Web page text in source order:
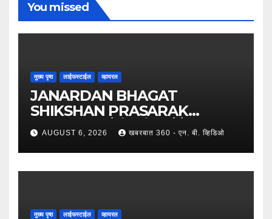
You missed
मुख्य पृष्ठ लाईफस्टाईल व्हायरल
JANARDAN BHAGAT
SHIKSHAN PRASARAK
SANSTHA: जेबीएसपी संस्थेचे मुख्य
प्रशासकीय कार्यालय आणि अत्याधुनिक मूट
कोर्टचे थाटात लोकार्पण !
AUGUST 6, 2026 खबरबात 360 - एन. बी. व्हिडिओ
मुख्य पृष्ठ लाईफस्टाईल व्हायरल